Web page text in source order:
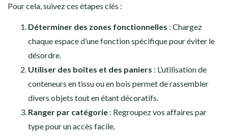
Pour cela, suivez ces étapes clés :
Déterminer des zones fonctionnelles : Chargez
chaque espace d’une fonction spécifique pour éviter le
désordre.
Utiliser des boîtes et des paniers : L’utilisation de
conteneurs en tissu ou en bois permet de rassembler
divers objets tout en étant décoratifs.
Ranger par catégorie : Regroupez vos affaires par
type pour un accès facile.